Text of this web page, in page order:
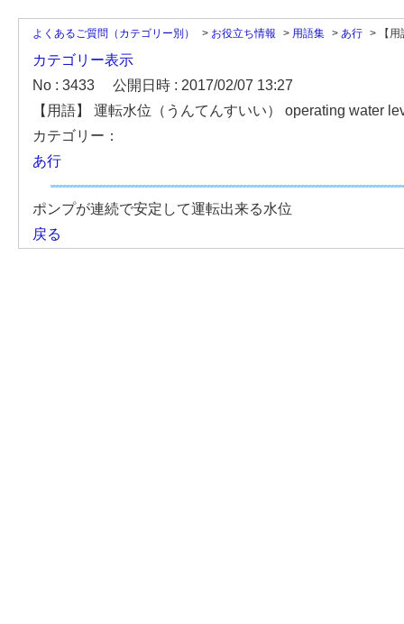
よくあるご質問（カテゴリー別） > お役立ち情報 > 用語集 > あ行 > 【
カテゴリー表示
No : 3433
公開日時 : 2017/02/07 13:27
【用語】 運転水位（うんてんすいい） operating water
カテゴリー：
あ行
ポンプが連続で安定して運転出来る水位
戻る